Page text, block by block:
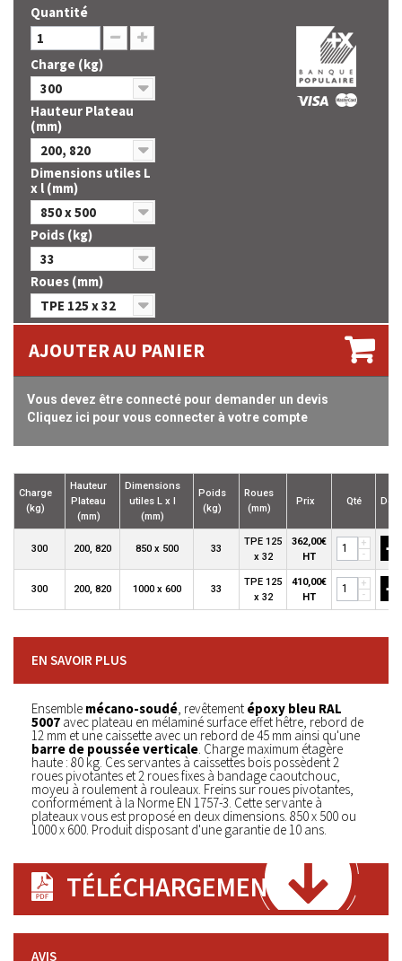
Quantité
Charge (kg)
300
Hauteur Plateau
(mm)
200, 820
Dimensions utiles L
x l (mm)
850 x 500
Poids (kg)
33
Roues (mm)
TPE 125 x 32
AJOUTER AU PANIER
Vous devez être connecté pour demander un devis
Cliquez ici pour vous connecter à votre compte
Charge
(kg)
Hauteur
Plateau
(mm)
Dimensions
utiles L x l
(mm)
Poids
(kg)
Roues
(mm)
Prix Qté
300 200, 820 850 x 500 33
TPE 125
x 32
362,00€
HT
+
-
+
300 200, 820 1000 x 600 33
TPE 125
x 32
410,00€
HT
+
-
+
EN SAVOIR PLUS
Ensemble mécano-soudé, revêtement époxy bleu RAL
5007 avec plateau en mélaminé surface effet hêtre, rebord de
12 mm et une caissette avec un rebord de 45 mm ainsi qu'une
barre de poussée verticale. Charge maximum étagère
haute : 80 kg. Ces servantes à caissettes bois possèdent 2
roues pivotantes et 2 roues fixes à bandage caoutchouc,
moyeu à roulement à rouleaux. Freins sur roues pivotantes,
conformément à la Norme EN 1757-3. Cette servante à
plateaux vous est proposé en deux dimensions. 850 x 500 ou
1000 x 600. Produit disposant d'une garantie de 10 ans.
TÉLÉCHARGEMENT
AVIS